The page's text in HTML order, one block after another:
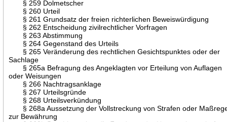
§ 259 Dolmetscher
§ 260 Urteil
§ 261 Grundsatz der freien richterlichen Beweiswürdigung
§ 262 Entscheidung zivilrechtlicher Vorfragen
§ 263 Abstimmung
§ 264 Gegenstand des Urteils
§ 265 Veränderung des rechtlichen Gesichtspunktes oder der
Sachlage
§ 265a Befragung des Angeklagten vor Erteilung von Auflagen
oder Weisungen
§ 266 Nachtragsanklage
§ 267 Urteilsgründe
§ 268 Urteilsverkündung
§ 268a Aussetzung der Vollstreckung von Strafen oder
zur Bewährung